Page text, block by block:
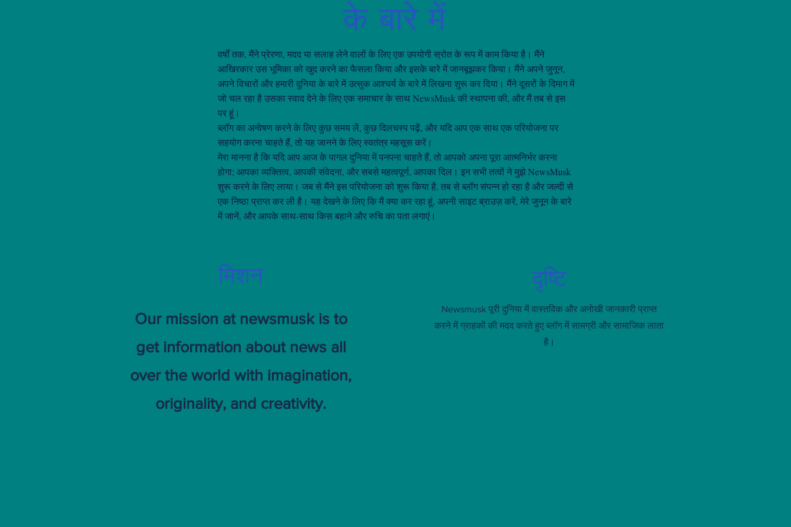
के बारे में
वर्षों तक, मैंने प्रेरणा, मदद या सलाह लेने वालों के लिए एक उपयोगी स्रोत के रूप में काम किया है। मैंने
आखिरकार उस भूमिका को खुद करने का फैसला किया और इसके बारे में जानबूझकर किया। मैंने अपने जुनून,
अपने विचारों और हमारी दुनिया के बारे में उत्सुक आश्चर्य के बारे में लिखना शुरू कर दिया। मैंने दूसरों के दिमाग में
जो चल रहा है उसका स्वाद देने के लिए एक समाचार के साथ NewsMusk की स्थापना की, और मैं तब से इस
पर हूं।
ब्लॉग का अन्वेषण करने के लिए कुछ समय लें, कुछ दिलचस्प पढ़ें, और यदि आप एक साथ एक परियोजना पर
सहयोग करना चाहते हैं, तो यह जानने के लिए स्वतंत्र महसूस करें।
मेरा मानना है कि यदि आप आज के पागल दुनिया में पनपना चाहते हैं, तो आपको अपना पूरा आत्मनिर्भर करना
होगा; आपका व्यक्तित्व, आपकी संवेदना, और सबसे महत्वपूर्ण, आपका दिल। इन सभी तत्वों ने मुझे NewsMusk
शुरू करने के लिए लाया। जब से मैंने इस परियोजना को शुरू किया है, तब से ब्लॉग संपन्न हो रहा है और जल्दी से
एक निष्ठा प्राप्त कर ली है। यह देखने के लिए कि मैं क्या कर रहा हूं, अपनी साइट ब्राउज़ करें, मेरे जुनून के बारे
में जानें, और आपके साथ-साथ किस बहाने और रुचि का पता लगाएं।
मिशन दृष्टि
Our mission at newsmusk is to
get information about news all
over the world with imagination,
originality, and creativity.
Newsmusk पूरी दुनिया में वास्तविक और अनोखी जानकारी प्राप्त
करने में ग्राहकों की मदद करते हुए ब्लॉग में सामग्री और सामाजिक लाता
है।